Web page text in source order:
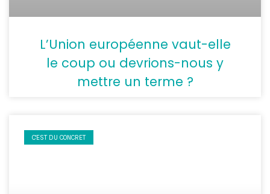
L’Union européenne vaut-elle
le coup ou devrions-nous y
mettre un terme ?
C'EST DU CONCRET